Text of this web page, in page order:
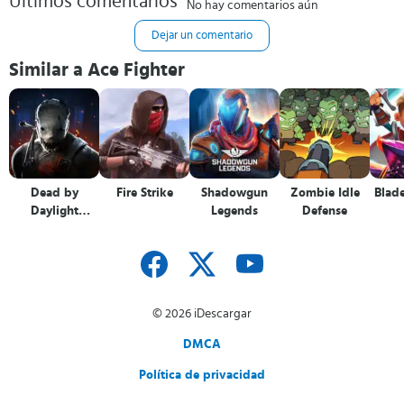
No hay comentarios aún
Dejar un comentario
Similar a Ace Fighter
Dead by
Daylight
Fire Strike
Shadowgun
Legends
Zombie Idle
Defense
© 2026 iDescargar
DMCA
Política de privacidad